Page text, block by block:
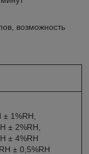
возможность
1%RH,
± 2%RH,
± 4%RH
± 0,5%RH